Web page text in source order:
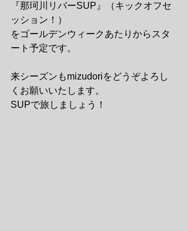
『那珂川リバーSUP』（キックオフセ
ッション！）
をゴールデンウィークあたりからスタ
ート予定です。
来シーズンもmizudoriをどうぞよろし
くお願いいたします。
SUPで旅しましょう！